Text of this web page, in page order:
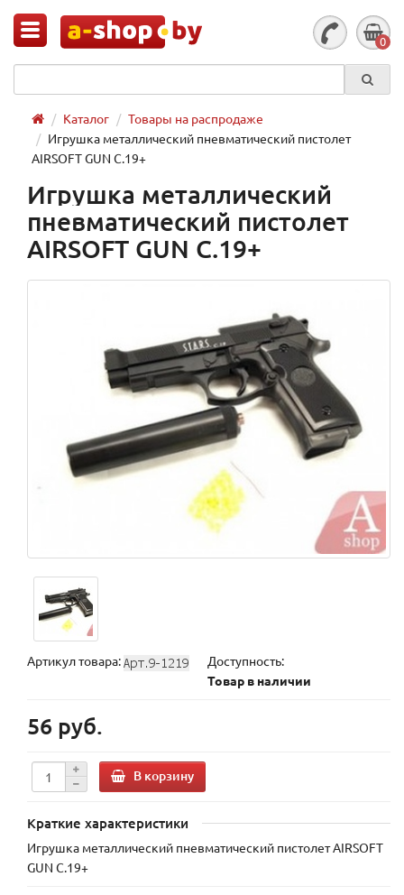
0
Каталог
Товары на распродаже
Игрушка металлический пневматический пистолет
AIRSOFT GUN С.19+
Игрушка металлический
пневматический пистолет
AIRSOFT GUN С.19+
Артикул товара:
Доступность:
Товар в наличии
56 руб.
В корзину
Краткие характеристики
Игрушка металлический пневматический пистолет AIRSOFT
GUN С.19+